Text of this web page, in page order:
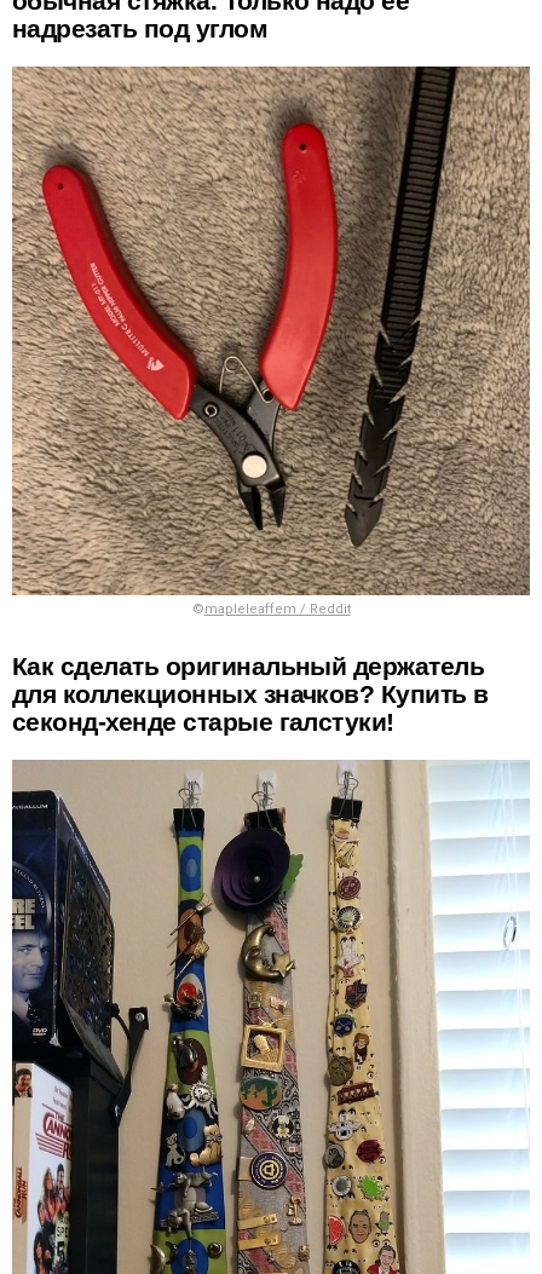
надрезать под углом
©mapleleaffem / Reddit
Как сделать оригинальный держатель
для коллекционных значков? Купить в
секонд-хенде старые галстуки!